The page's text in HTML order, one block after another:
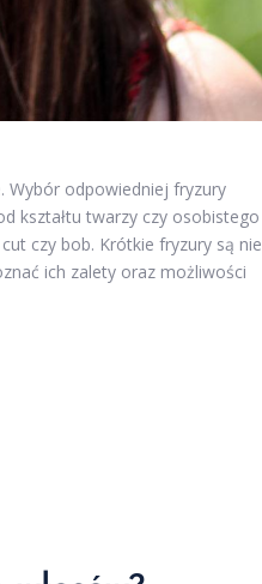
Wybór odpowiedniej fryzury
kształtu twarzy czy osobistego
czy bob. Krótkie fryzury są nie
ich zalety oraz możliwości